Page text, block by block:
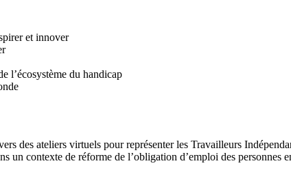
et innover
l’écosystème du handicap
des ateliers virtuels pour représenter les Travailleurs
un contexte de réforme de l’obligation d’emploi des personnes